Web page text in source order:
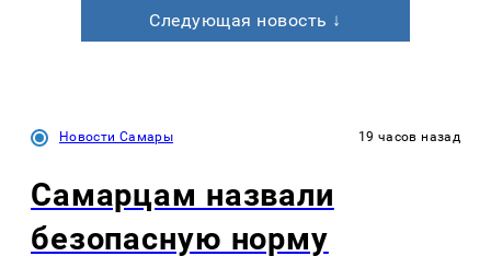
Следующая новость ↓
Новости Самары 19 часов назад
Самарцам назвали
безопасную норму